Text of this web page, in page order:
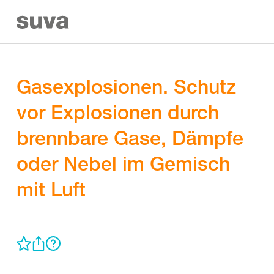
Gasexplosionen. Schutz
vor Explosionen durch
brennbare Gase, Dämpfe
oder Nebel im Gemisch
mit Luft